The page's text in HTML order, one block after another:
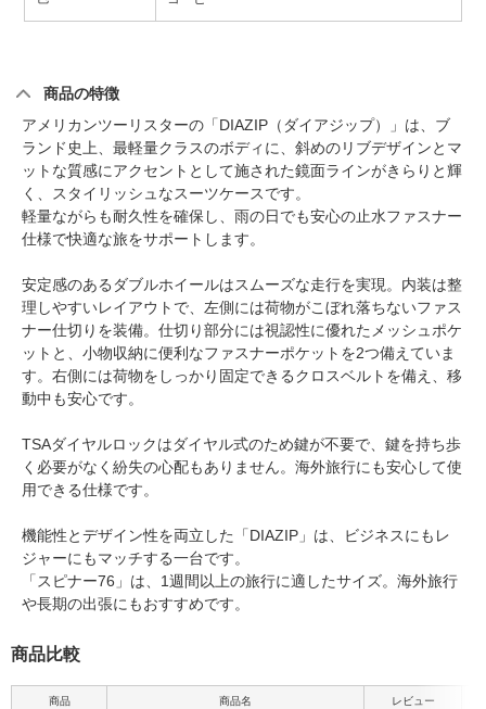
商品の特徴
アメリカンツーリスターの「DIAZIP（ダイアジップ）」は、ブ
ランド史上、最軽量クラスのボディに、斜めのリブデザインとマ
ットな質感にアクセントとして施された鏡面ラインがきらりと輝
く、スタイリッシュなスーツケースです。
軽量ながらも耐久性を確保し、雨の日でも安心の止水ファスナー
仕様で快適な旅をサポートします。
安定感のあるダブルホイールはスムーズな走行を実現。内装は整
理しやすいレイアウトで、左側には荷物がこぼれ落ちないファス
ナー仕切りを装備。仕切り部分には視認性に優れたメッシュポケ
ットと、小物収納に便利なファスナーポケットを2つ備えていま
す。右側には荷物をしっかり固定できるクロスベルトを備え、移
動中も安心です。
TSAダイヤルロックはダイヤル式のため鍵が不要で、鍵を持ち歩
く必要がなく紛失の心配もありません。海外旅行にも安心して使
用できる仕様です。
機能性とデザイン性を両立した「DIAZIP」は、ビジネスにもレ
ジャーにもマッチする一台です。
「スピナー76」は、1週間以上の旅行に適したサイズ。海外旅行
や長期の出張にもおすすめです。
商品比較
商品 商品名 レビュー